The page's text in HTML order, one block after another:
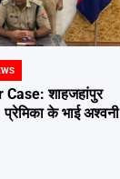
शाहजहांपुर
के भाई अश्वनी